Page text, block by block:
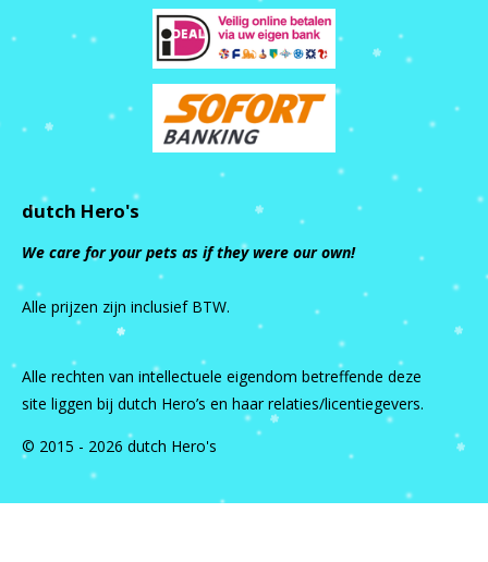
dutch Hero's
We care for your pets as if they were our own!
Alle prijzen zijn inclusief BTW.
Alle rechten van intellectuele eigendom betreffende deze
site liggen bij dutch Hero’s en haar relaties/licentiegevers.
© 2015 - 2026 dutch Hero's